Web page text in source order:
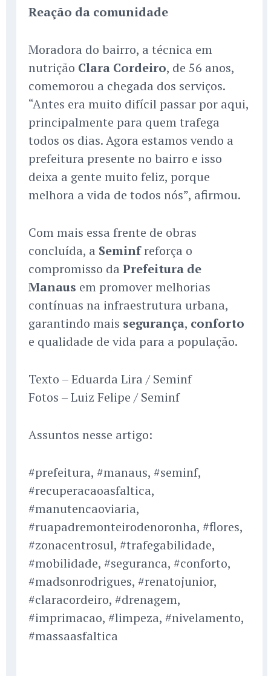
Reação da comunidade
Moradora do bairro, a técnica em
nutrição Clara Cordeiro, de 56 anos,
comemorou a chegada dos serviços.
“Antes era muito difícil passar por aqui,
principalmente para quem trafega
todos os dias. Agora estamos vendo a
prefeitura presente no bairro e isso
deixa a gente muito feliz, porque
melhora a vida de todos nós”, afirmou.
Com mais essa frente de obras
concluída, a Seminfreforça o
compromisso da Prefeitura de
Manaus em promover melhorias
contínuas na infraestrutura urbana,
garantindo mais segurança, conforto
e qualidade de vida para a população.
Texto – Eduarda Lira / Seminf
Fotos – Luiz Felipe / Seminf
Assuntos nesse artigo:
#prefeitura, #manaus, #seminf,
#recuperacaoasfaltica,
#manutencaoviaria,
#ruapadremonteirodenoronha, #flores,
#zonacentrosul, #trafegabilidade,
#mobilidade, #seguranca, #conforto,
#madsonrodrigues, #renatojunior,
#claracordeiro, #drenagem,
#imprimacao, #limpeza, #nivelamento,
#massaasfaltica